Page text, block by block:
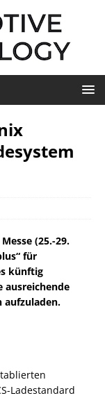
(25.-29.
für
künftig
ausreichende
aufzuladen.
Ladestandard